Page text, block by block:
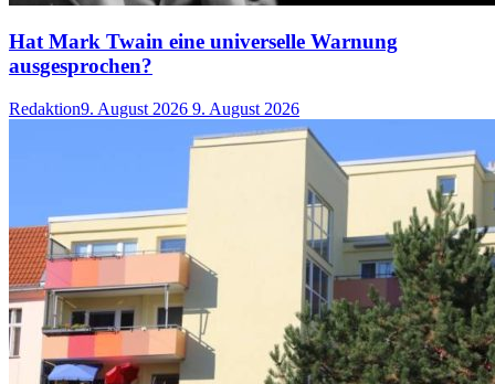
Hat Mark Twain eine universelle Warnung
ausgesprochen?
Redaktion9. August 2026 9. August 2026